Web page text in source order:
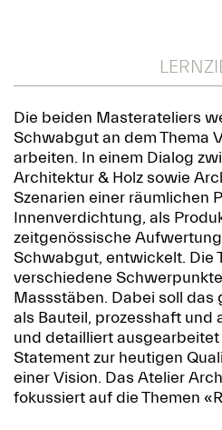
Die beiden Masterateliers
Schwabgut an dem Thema
arbeiten. In einem Dialog
Architektur & Holz sowie
Szenarien einer räumlichen
Innenverdichtung, als
zeitgenössische
Schwabgut, entwickelt. Die
verschiedene
Massstäben. Dabei soll das
als Bauteil, prozesshaft und
und detailliert
Statement zur heutigen
einer Vision. Das Atelier
fokussiert auf die Themen